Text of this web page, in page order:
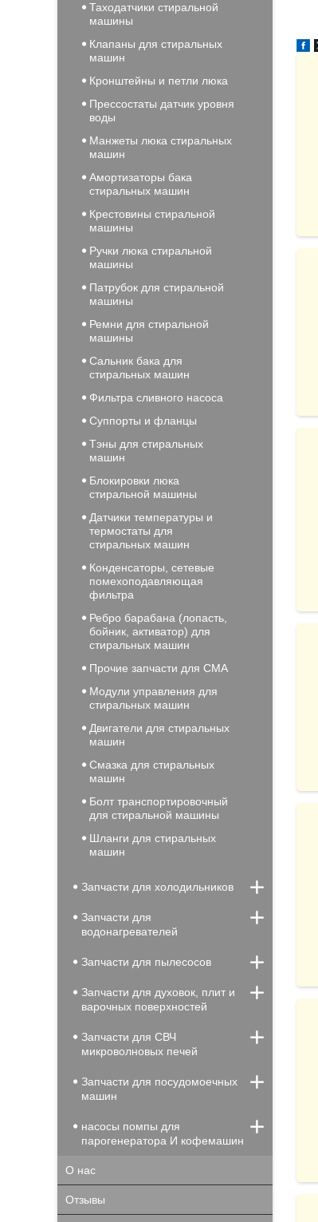
Таходатчики стиральной
машины
Клапаны для стиральных
машин
Кронштейны и петли люка
Прессостаты датчик уровня
воды
Манжеты люка стиральных
машин
Амортизаторы бака
стиральных машин
Крестовины стиральной
машины
Ручки люка стиральной
машины
Патрубок для стиральной
машины
Ремни для стиральной
машины
Сальник бака для
стиральных машин
Фильтра сливного насоса
Суппорты и фланцы
Тэны для стиральных
машин
Блокировки люка
стиральной машины
Датчики температуры и
термостаты для
стиральных машин
Конденсаторы, сетевые
помехоподавляющая
фильтра
Ребро барабана (лопасть,
бойник, активатор) для
стиральных машин
Прочие запчасти для СМА
Модули управления для
стиральных машин
Двигатели для стиральных
машин
Смазка для стиральных
машин
Болт транспортировочный
для стиральной машины
Шланги для стиральных
машин
Запчасти для холодильников
Запчасти для
водонагревателей
Запчасти для пылесосов
Запчасти для духовок, плит и
варочных поверхностей
Запчасти для СВЧ
микроволновых печей
Запчасти для посудомоечных
машин
насосы помпы для
парогенератора И кофемашин
О нас
Отзывы